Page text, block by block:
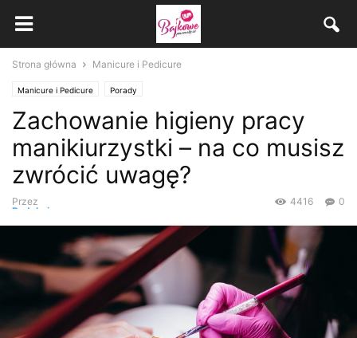
Strona główna Manicure i Pedicure
Manicure i Pedicure Porady
Zachowanie higieny pracy
manikiurzystki – na co musisz
zwrócić uwagę?
Przez
Redakcja
0
4416